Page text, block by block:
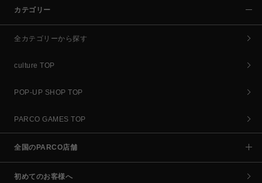
カテゴリー
全カテゴリーから探す
culture TOP
POP-UP SHOP TOP
PARCO GAMES TOP
全国のPARCO店舗
初めてのお客様へ